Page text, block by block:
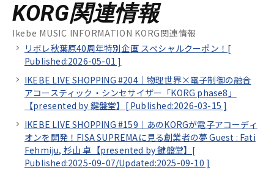
KORG関連情報
Ikebe MUSIC INFORMATION KORG関連情報
リボレ秋葉原40周年特別企画 スぺシャルクーポン！[
Published:2026-05-01 ]
IKEBE LIVE SHOPPING #204｜物理世界×電子制御の融合
アコースティック・シンセサイザー「KORG phase8」
【presented by 鍵盤堂】[ Published:2026-03-15 ]
IKEBE LIVE SHOPPING #159｜あのKORGが電子アコーディ
オンを開発！FISA SUPREMAに見る創業者の夢 Guest : Fati
Fehmiju, 杉山 卓【presented by 鍵盤堂】[
Published:2025-09-07/Updated:2025-09-10 ]